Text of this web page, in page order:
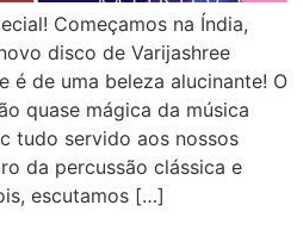
Começamos na Índia,
disco de Varijashree
é de uma beleza alucinante! O
quase mágica da música
tudo servido aos nossos
da percussão clássica e
escutamos […]